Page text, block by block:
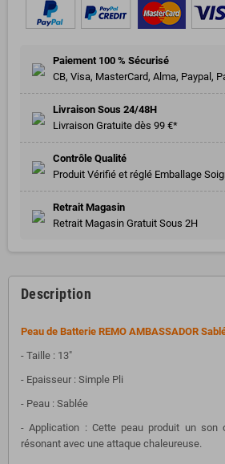
Paiement 100 % Sécurisé
CB, Visa, MasterCard, Alma, Paypal,
Livraison Sous 24/48H
Livraison Gratuite dès 99 €*
Contrôle Qualité
Produit Vérifié et réglé Emballage
Retrait Magasin
Retrait Magasin Gratuit Sous 2H
Description
Peau de Batterie REMO AMBASSADOR
- Taille : 13"
- Epaisseur : Simple Pli
- Peau : Sablée
- Application : Cette peau produit un son
résonant avec une attaque chaleureuse.